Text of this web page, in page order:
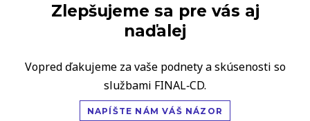
Zlepšujeme sa pre vás aj
naďalej
Vopred ďakujeme za vaše podnety a skúsenosti so
službami FINAL‑CD.
NAPÍŠTE NÁM VÁŠ NÁZOR